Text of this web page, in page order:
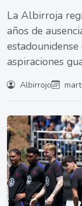
La Albirroja
años de
aspiraciones
Albirrojo